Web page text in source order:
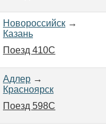
Новороссийск →
Казань
Поезд 410С
Адлер →
Красноярск
Поезд 598С